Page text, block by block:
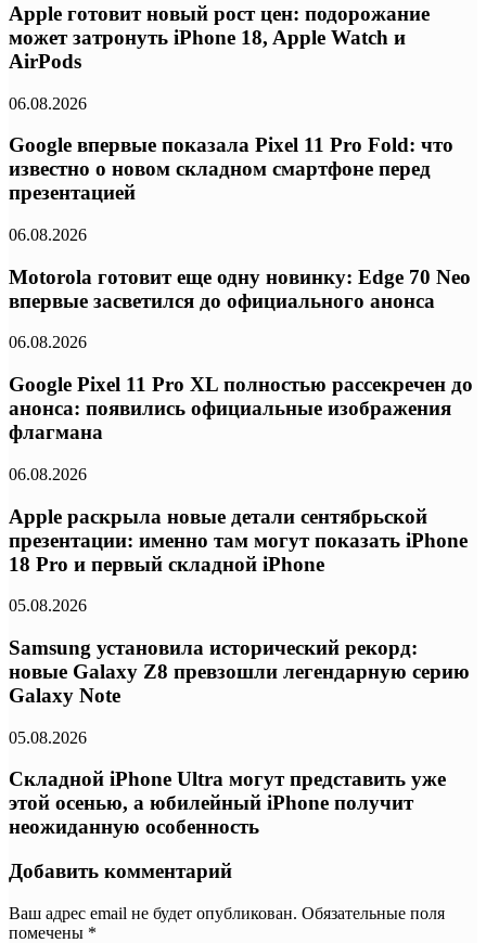
Apple готовит новый рост цен: подорожание
может затронуть iPhone 18, Apple Watch и
AirPods
06.08.2026
Google впервые показала Pixel 11 Pro Fold: что
известно о новом складном смартфоне перед
презентацией
06.08.2026
Motorola готовит еще одну новинку: Edge 70 Neo
впервые засветился до официального анонса
06.08.2026
Google Pixel 11 Pro XL полностью рассекречен до
анонса: появились официальные изображения
флагмана
06.08.2026
Apple раскрыла новые детали сентябрьской
презентации: именно там могут показать iPhone
18 Pro и первый складной iPhone
05.08.2026
Samsung установила исторический рекорд:
новые Galaxy Z8 превзошли легендарную серию
Galaxy Note
05.08.2026
Складной iPhone Ultra могут представить уже
этой осенью, а юбилейный iPhone получит
неожиданную особенность
Добавить комментарий
Ваш адрес email не будет опубликован. Обязательные поля
помечены *